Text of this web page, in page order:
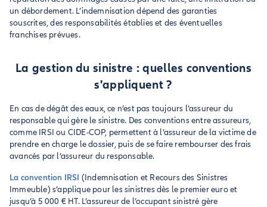
un débordement. L’indemnisation dépend des garanties
souscrites, des responsabilités établies et des éventuelles
franchises prévues.
La gestion du sinistre : quelles conventions
s'appliquent ?
En cas de dégât des eaux, ce n’est pas toujours l’assureur du
responsable qui gère le sinistre. Des conventions entre assureurs,
comme IRSI ou CIDE-COP, permettent à l’assureur de la victime de
prendre en charge le dossier, puis de se faire rembourser des frais
avancés par l’assureur du responsable.
La convention IRSI (Indemnisation et Recours des Sinistres
Immeuble) s’applique pour les sinistres dès le premier euro et
jusqu’à 5 000 € HT. L’assureur de l’occupant sinistré gère